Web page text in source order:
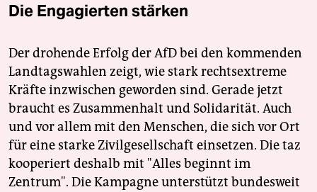
Die Engagierten stärken
Der drohende Erfolg der AfD bei den kommenden
Landtagswahlen zeigt, wie stark rechtsextreme
Kräfte inzwischen geworden sind. Gerade jetzt
braucht es Zusammenhalt und Solidarität. Auch
und vor allem mit den Menschen, die sich vor Ort
für eine starke Zivilgesellschaft einsetzen. Die taz
kooperiert deshalb mit "Alles beginnt im
Zentrum". Die Kampagne unterstützt bundesweit